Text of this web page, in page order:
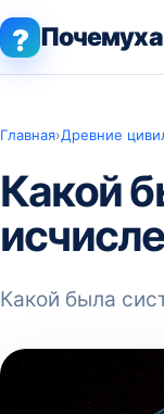
? Почемуха
Главная›Древние
Какой
Какой была